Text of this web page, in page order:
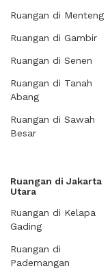
Ruangan di Menteng
Ruangan di Gambir
Ruangan di Senen
Ruangan di Tanah
Abang
Ruangan di Sawah
Besar
Ruangan di Jakarta
Utara
Ruangan di Kelapa
Gading
Ruangan di
Pademangan